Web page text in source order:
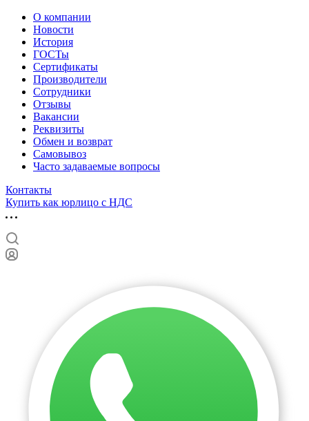
О компании
Новости
История
ГОСТы
Сертификаты
Производители
Сотрудники
Отзывы
Вакансии
Реквизиты
Обмен и возврат
Самовывоз
Часто задаваемые вопросы
Контакты
Купить как юрлицо с НДС